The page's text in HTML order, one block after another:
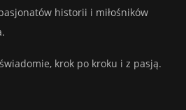
historii i miłośników
krok po kroku i z pasją.